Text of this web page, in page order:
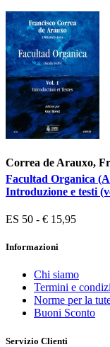
Correa de Arauxo,
Facultad Organica
Introduzione e testi
ES 50 - € 15,95
Informazioni
Chi siamo
Termini e
Norme per la
Buoni Sconto
Servizio Clienti